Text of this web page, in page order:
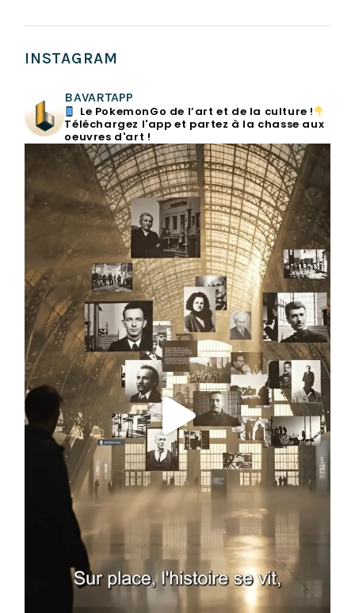
INSTAGRAM
BAVARTAPP
Le PokemonGo de l’art et de la culture !
Téléchargez l'app et partez à la chasse aux
oeuvres d'art !